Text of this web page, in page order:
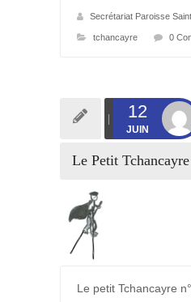
Secrétariat Paroisse
tchancayre 0
12
JUIN
Le Petit
Le petit Tchancayre